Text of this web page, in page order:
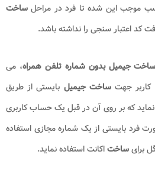
موجب این شده تا فرد در مراحل ساخت
کد اعتبار سنجی را نداشته باشد.
ساخت جیمیل بدون شماره تلفن همراه، می
کاربر جهتساخت جیمیل بایستی از طریق
نماید که بر روی آن در قبل یک حساب کاربری
فرد بایستی از یک شماره مجازی استفاده
برایساختاکانت استفاده نماید.